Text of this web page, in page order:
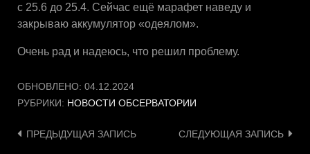
с 25.6 до 25.4. Сейчас ещё марафет наведу и
закрываю аккумулятор «одеялом».
Очень рад и надеюсь, что решил проблему.
ОБНОВЛЕНО: 04.12.2024
РУБРИКИ: НОВОСТИ ОБСЕРВАТОРИИ
Навигация
ПРЕДЫДУЩАЯ ЗАПИСЬ СЛЕДУЮЩАЯ ЗАПИСЬ